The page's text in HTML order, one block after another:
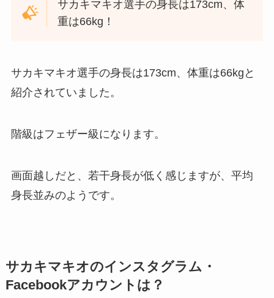
サカキマキオ選手の身長は173cm、体
重は66kg！
サカキマキオ選手の身長は173cm、体重は66kgと
紹介されていました。
階級はフェザー級になります。
画面越しだと、若干身長が低く感じますが、平均
身長並みのようです。
サカキマキオのインスタグラム・
Facebookアカウントは？